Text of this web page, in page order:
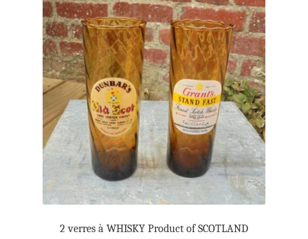
2 verres à WHISKY Product of SCOTLAND